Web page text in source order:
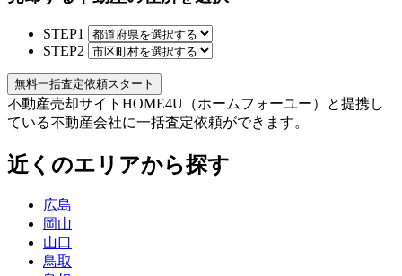
STEP1
STEP2
無料一括査定依頼スタート
不動産売却サイトHOME4U（ホームフォーユー）と提携し
ている不動産会社に一括査定依頼ができます。
近くのエリアから探す
広島
岡山
山口
鳥取